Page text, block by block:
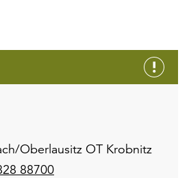
Oberlausitz OT Krobnitz
88700